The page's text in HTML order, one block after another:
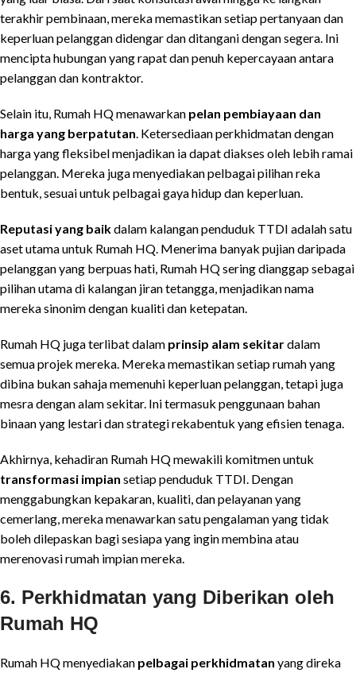
terakhir pembinaan, mereka memastikan setiap pertanyaan dan
keperluan pelanggan didengar dan ditangani dengan segera. Ini
mencipta hubungan yang rapat dan penuh kepercayaan antara
pelanggan dan kontraktor.
Selain itu, Rumah HQ menawarkan pelan pembiayaan dan
harga yang berpatutan . Ketersediaan perkhidmatan dengan
harga yang fleksibel menjadikan ia dapat diakses oleh lebih ramai
pelanggan. Mereka juga menyediakan pelbagai pilihan reka
bentuk, sesuai untuk pelbagai gaya hidup dan keperluan.
Reputasi yang baikdalam kalangan penduduk TTDI adalah satu
aset utama untuk Rumah HQ. Menerima banyak pujian daripada
pelanggan yang berpuas hati, Rumah HQ sering dianggap sebagai
pilihan utama di kalangan jiran tetangga, menjadikan nama
mereka sinonim dengan kualiti dan ketepatan.
Rumah HQ juga terlibat dalam prinsip alam sekitardalam
semua projek mereka. Mereka memastikan setiap rumah yang
dibina bukan sahaja memenuhi keperluan pelanggan, tetapi juga
mesra dengan alam sekitar. Ini termasuk penggunaan bahan
binaan yang lestari dan strategi rekabentuk yang efisien tenaga.
Akhirnya, kehadiran Rumah HQ mewakili komitmen untuk
transformasi impian setiap penduduk TTDI. Dengan
menggabungkan kepakaran, kualiti, dan pelayanan yang
cemerlang, mereka menawarkan satu pengalaman yang tidak
boleh dilepaskan bagi sesiapa yang ingin membina atau
merenovasi rumah impian mereka.
6. Perkhidmatan yang Diberikan oleh
Rumah HQ
Rumah HQ menyediakan pelbagai perkhidmatan yang direka